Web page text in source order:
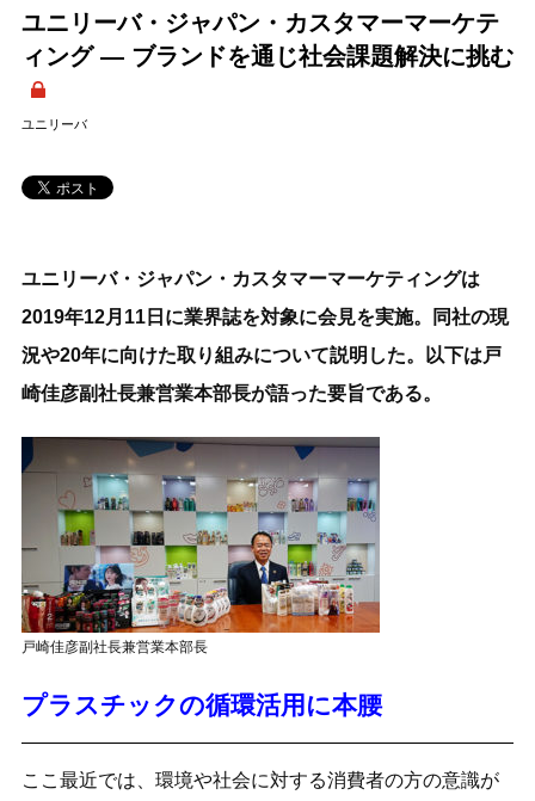
ユニリーバ・ジャパン・カスタマーマーケテ
ィング ― ブランドを通じ社会課題解決に挑む
ユニリーバ
ユニリーバ・ジャパン・カスタマーマーケティングは
2019年12月11日に業界誌を対象に会見を実施。同社の現
況や20年に向けた取り組みについて説明した。以下は戸
崎佳彦副社長兼営業本部長が語った要旨である。
戸崎佳彦副社長兼営業本部長
プラスチックの循環活用に本腰
ここ最近では、環境や社会に対する消費者の方の意識が